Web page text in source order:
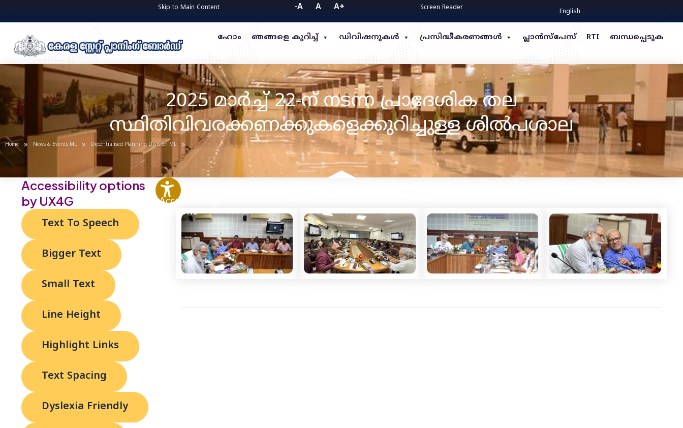
content
Skip to Main Content -A A A+ Screen Reader English
ഹോം ഞങ്ങളെ കുറിച്ച് ഡിവിഷനുകൾ പ്രസിദ്ധീകരണങ്ങൾ പ്ലാൻസ്പേസ് RTI ബന്ധപ്പെടുക
2025 മാർച്ച് 22-ന് നടന്ന പ്രാദേശിക തല
സ്ഥിതിവിവരക്കണക്കുകളെക്കുറിച്ചുള്ള ശിൽപശാല
Home » News & Events ML » Decentralised Planning Division ML »
Accessibility options
by UX4G
Text To Speech
Bigger Text
Small Text
Line Height
Highlight Links
Text Spacing
Dyslexia Friendly
Accessibility
Options
Post